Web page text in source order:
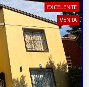
EXCELENTE
VENTA